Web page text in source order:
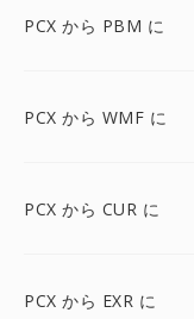
PCX から PBM に
PCX から WMF に
PCX から CUR に
PCX から EXR に